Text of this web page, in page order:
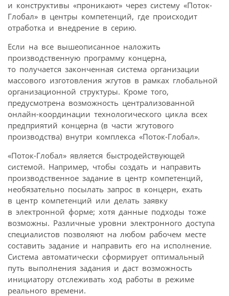
и конструктивы «проникают» через систему «Поток-
Глобал» в центры компетенций, где происходит
отработка и внедрение в серию.
Если на все вышеописанное наложить
производственную программу концерна,
то получается законченная система организации
массового изготовления жгутов в рамках глобальной
организационной структуры. Кроме того,
предусмотрена возможность централизованной
онлайн-координации технологического цикла всех
предприятий концерна (в части жгутового
производства) внутри комплекса «Поток-Глобал».
«Поток-Глобал» является быстродействующей
системой. Например, чтобы создать и направить
производственное задание в центр компетенций,
необязательно посылать запрос в концерн, ехать
в центр компетенций или делать заявку
в электронной форме; хотя данные подходы тоже
возможны. Различные уровни электронного доступа
специалистов позволяют на любом рабочем месте
составить задание и направить его на исполнение.
Система автоматически сформирует оптимальный
путь выполнения задания и даст возможность
инициатору отслеживать ход работы в режиме
реального времени.